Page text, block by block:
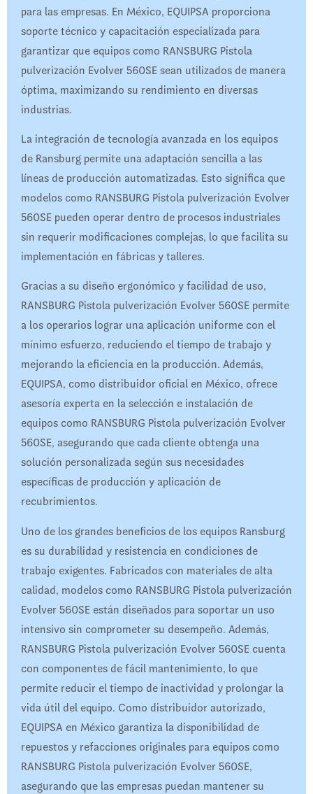
para las empresas. En México, EQUIPSA proporciona
soporte técnico y capacitación especializada para
garantizar que equipos como RANSBURG Pistola
pulverización Evolver 560SE sean utilizados de manera
óptima, maximizando su rendimiento en diversas
industrias.
La integración de tecnología avanzada en los equipos
de Ransburg permite una adaptación sencilla a las
líneas de producción automatizadas. Esto significa que
modelos como RANSBURG Pistola pulverización Evolver
560SE pueden operar dentro de procesos industriales
sin requerir modificaciones complejas, lo que facilita su
implementación en fábricas y talleres.
Gracias a su diseño ergonómico y facilidad de uso,
RANSBURG Pistola pulverización Evolver 560SE permite
a los operarios lograr una aplicación uniforme con el
mínimo esfuerzo, reduciendo el tiempo de trabajo y
mejorando la eficiencia en la producción. Además,
EQUIPSA, como distribuidor oficial en México, ofrece
asesoría experta en la selección e instalación de
equipos como RANSBURG Pistola pulverización Evolver
560SE, asegurando que cada cliente obtenga una
solución personalizada según sus necesidades
específicas de producción y aplicación de
recubrimientos.
Uno de los grandes beneficios de los equipos Ransburg
es su durabilidad y resistencia en condiciones de
trabajo exigentes. Fabricados con materiales de alta
calidad, modelos como RANSBURG Pistola pulverización
Evolver 560SE están diseñados para soportar un uso
intensivo sin comprometer su desempeño. Además,
RANSBURG Pistola pulverización Evolver 560SE cuenta
con componentes de fácil mantenimiento, lo que
permite reducir el tiempo de inactividad y prolongar la
vida útil del equipo. Como distribuidor autorizado,
EQUIPSA en México garantiza la disponibilidad de
repuestos y refacciones originales para equipos como
RANSBURG Pistola pulverización Evolver 560SE,
asegurando que las empresas puedan mantener su